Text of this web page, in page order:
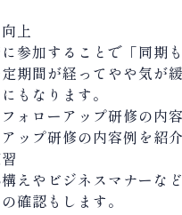
上
参加することで「同期
期間が経ってやや気が
もなります。
ォローアップ研修の内容
ップ研修の内容例を紹介
えやビジネスマナーな
確認もします。